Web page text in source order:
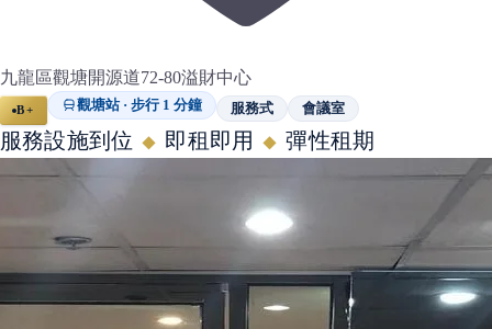
九龍區觀塘開源道72-80溢財中心
B+ 觀塘站 · 步行 1 分鐘 服務式 會議室
服務設施到位 ◆ 即租即用 ◆ 彈性租期